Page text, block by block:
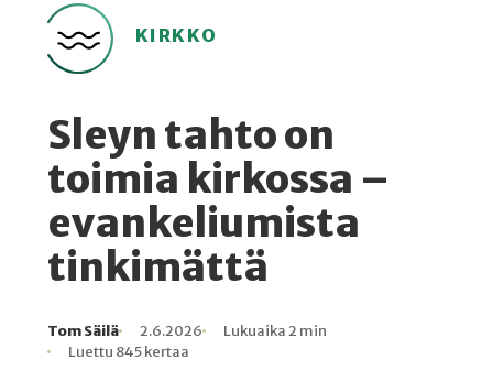
KIRKKO
Sleyn tahto on
toimia kirkossa –
evankeliumista
tinkimättä
Kirjoittaja
Tom Säilä
Julkaistu
2.6.2026
Lukuaika
Lukuaika 2 min
Lukukertoja
Luettu 845 kertaa